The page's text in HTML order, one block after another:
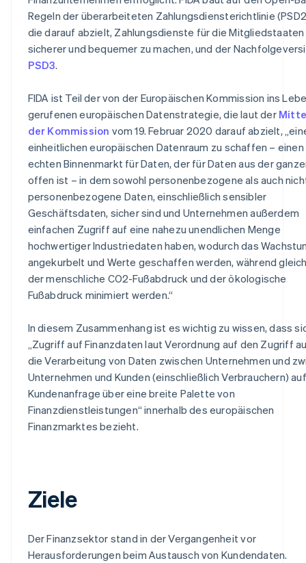
Regeln der überarbeiteten Zahlungsdiensterichtlinie
die darauf abzielt, Zahlungsdienste für die Mitgliedstaaten
sicherer und bequemer zu machen, und der
PSD3.
FIDA ist Teil der von der Europäischen Kommission ins
gerufenen europäischen Datenstrategie, die laut der
der Kommission vom 19. Februar 2020 darauf abzielt,
einheitlichen europäischen Datenraum zu schaffen – einen
echten Binnenmarkt für Daten, der für Daten aus der
offen ist – in dem sowohl personenbezogene als auch
personenbezogene Daten, einschließlich sensibler
Geschäftsdaten, sicher sind und Unternehmen außerdem
einfachen Zugriff auf eine nahezu unendlichen Menge
hochwertiger Industriedaten haben, wodurch das
angekurbelt und Werte geschaffen werden, während
der menschliche CO2-Fußabdruck und der ökologische
Fußabdruck minimiert werden.“
In diesem Zusammenhang ist es wichtig zu wissen, dass
„Zugriff auf Finanzdaten laut Verordnung auf den Zugriff
die Verarbeitung von Daten zwischen Unternehmen und
Unternehmen und Kunden (einschließlich Verbrauchern) auf
Kundenanfrage über eine breite Palette von
Finanzdienstleistungen“ innerhalb des europäischen
Finanzmarktes bezieht.
Ziele
Der Finanzsektor stand in der Vergangenheit vor
Herausforderungen beim Austausch von Kundendaten.